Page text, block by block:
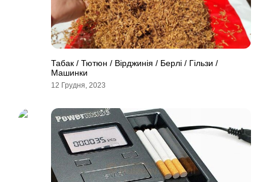
Табак / Тютюн / Вірджинія / Берлі / Гільзи /
Машинки
12 Грудня, 2023